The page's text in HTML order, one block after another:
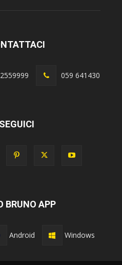
059 641430
SEGUICI
BRUNO APP
Android Windows